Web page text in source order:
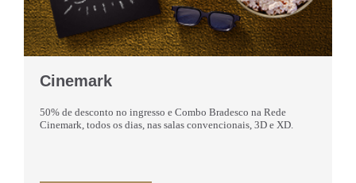
Cinemark
50% de desconto no ingresso e Combo Bradesco na Rede
Cinemark, todos os dias, nas salas convencionais, 3D e XD.